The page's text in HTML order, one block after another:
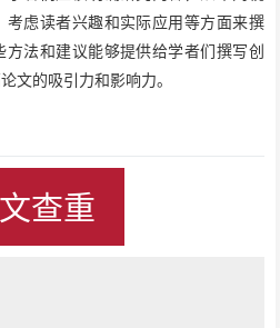
虑读者兴趣和实际应用等方面来撰
法和建议能够提供给学者们撰写创
文的吸引力和影响力。
查重